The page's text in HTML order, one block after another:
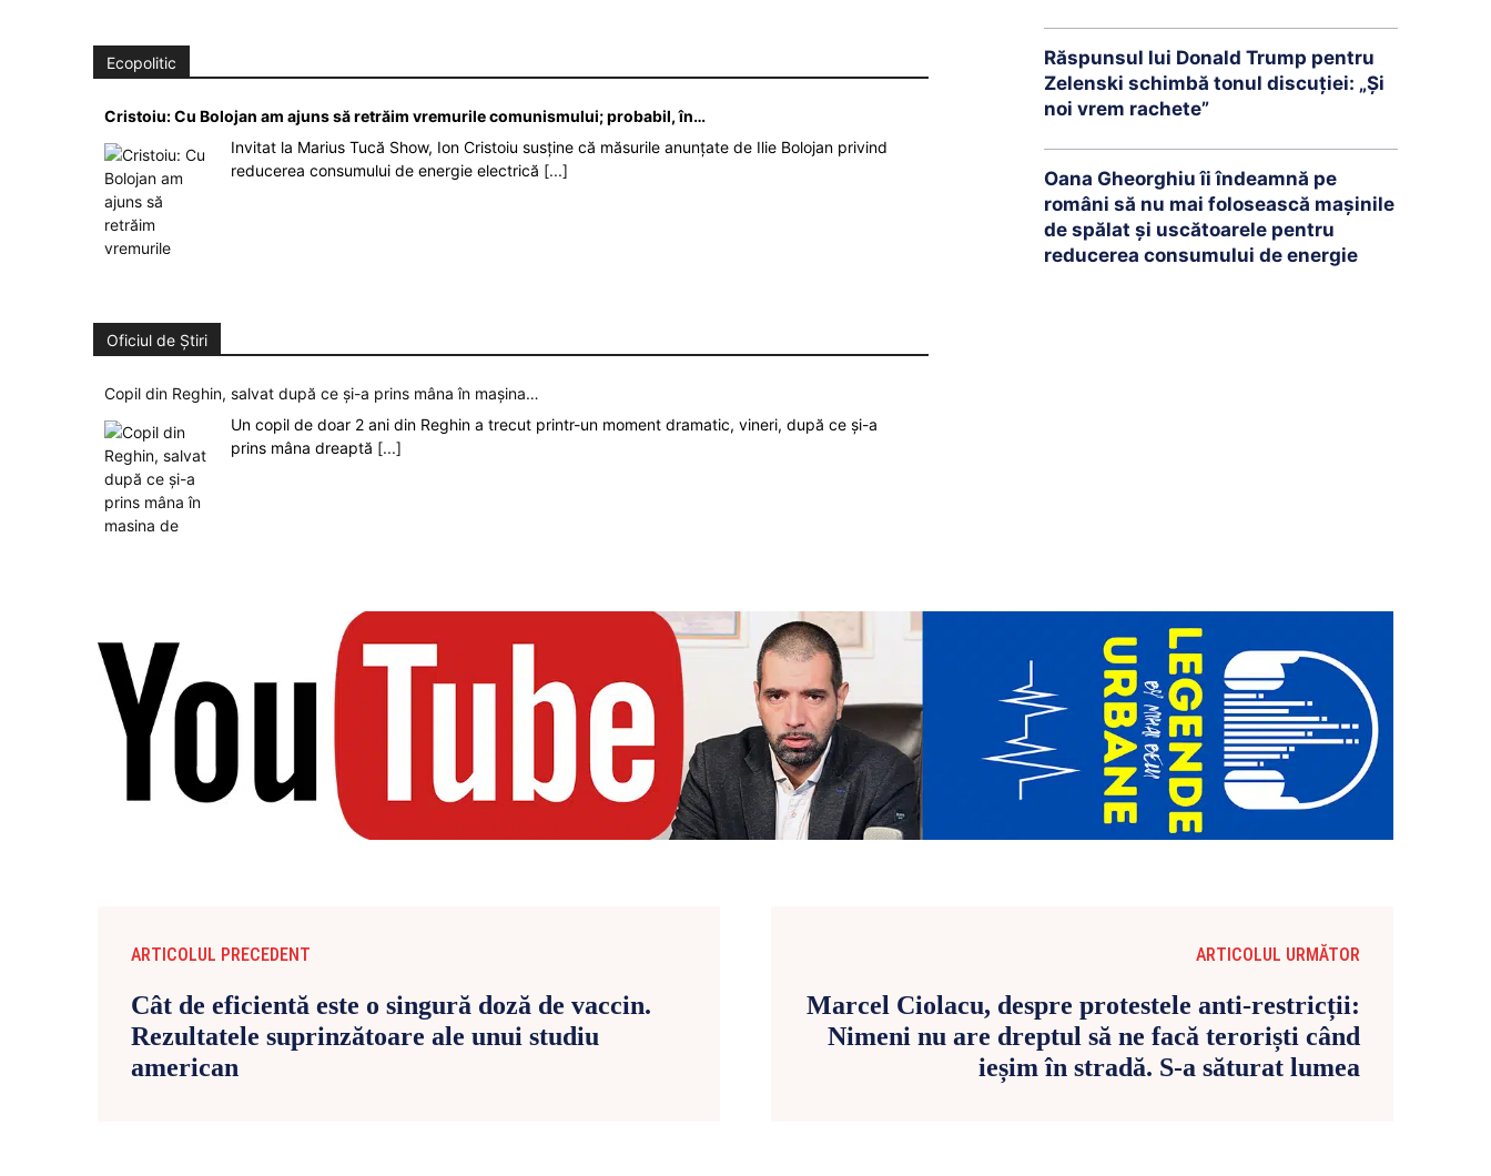
Ecopolitic
Cristoiu: Cu Bolojan am ajuns să retrăim vremurile comunismului; probabil, în…
Invitat la Marius Tucă Show, Ion Cristoiu susține că măsurile anunțate de Ilie Bolojan privind
reducerea consumului de energie electrică [...]
Oficiul de Știri
Copil din Reghin, salvat după ce și-a prins mâna în mașina…
Un copil de doar 2 ani din Reghin a trecut printr-un moment dramatic, vineri, după ce și-a
prins mâna dreaptă [...]
Răspunsul lui Donald Trump pentru
Zelenski schimbă tonul discuției: „Și
noi vrem rachete”
Oana Gheorghiu îi îndeamnă pe
români să nu mai folosească mașinile
de spălat și uscătoarele pentru
reducerea consumului de energie
ARTICOLUL PRECEDENT
Cât de eficientă este o singură doză de vaccin.
Rezultatele suprinzătoare ale unui studiu
american
ARTICOLUL URMĂTOR
Marcel Ciolacu, despre protestele anti-restricții:
Nimeni nu are dreptul să ne facă teroriști când
ieșim în stradă. S-a săturat lumea